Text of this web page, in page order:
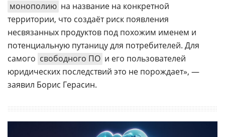
монополию на название на конкретной
территории, что создаёт риск появления
несвязанных продуктов под похожим именем и
потенциальную путаницу для потребителей. Для
самого свободного ПО и его пользователей
юридических последствий это не порождает», —
заявил Борис Герасин.